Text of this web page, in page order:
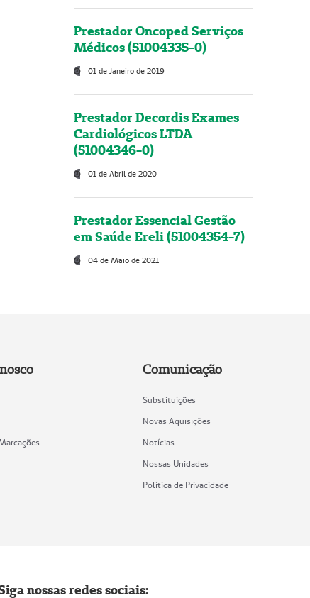
Prestador Oncoped Serviços
Médicos (51004335-0)
01 de Janeiro de 2019
Prestador Decordis Exames
Cardiológicos LTDA
(51004346-0)
01 de Abril de 2020
Prestador Essencial Gestão
em Saúde Ereli (51004354-7)
04 de Maio de 2021
Comunicação
Substituições
Novas Aquisições
Notícias
Nossas Unidades
Política de Privacidade
nossas redes sociais: